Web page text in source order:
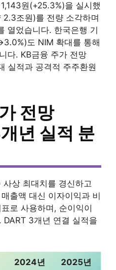
원(+25.3%)을 실시했
조원)를 전량 소각하며
열었습니다. 한국은행 기
도 NIM 확대를 통해
다. KB금융 주가 전망
실적과 공격적 주주환원
전망
년 실적 분
상 최대치를 경신하고
출액 대신 이자이익과 비
로 사용하며, 순이익이
DART 3개년 연결 실적을
2024년 2025년